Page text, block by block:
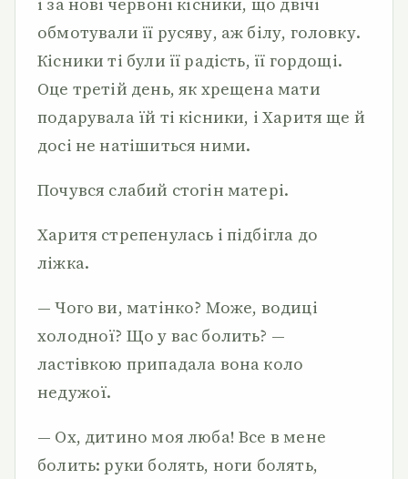
обмотували її русяву, аж білу, головку.
Кісники ті були її радість, її гордощі.
Оце третій день, як хрещена мати
подарувала їй ті кісники, і Харитя ще й
досі не натішиться ними.
Почувся слабий стогін матері.
Харитя стрепенулась і підбігла до
ліжка.
— Чого ви, матінко? Може, водиці
холодної? Що у вас болить? —
ластівкою припадала вона коло
недужої.
— Ох, дитино моя люба! Все в мене
болить: руки болять, ноги болять,